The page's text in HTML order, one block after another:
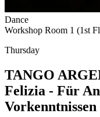
Dance
Workshop Room 1 (1st
Thursday
TANGO
Felizia - Für
Vorkenntnissen